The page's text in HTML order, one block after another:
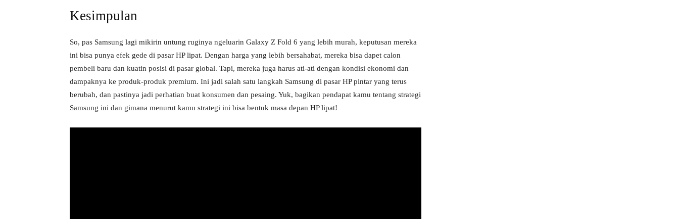
Kesimpulan
So, pas Samsung lagi mikirin untung ruginya ngeluarin Galaxy Z Fold 6 yang lebih murah, keputusan mereka
ini bisa punya efek gede di pasar HP lipat. Dengan harga yang lebih bersahabat, mereka bisa dapet calon
pembeli baru dan kuatin posisi di pasar global. Tapi, mereka juga harus ati-ati dengan kondisi ekonomi dan
dampaknya ke produk-produk premium. Ini jadi salah satu langkah Samsung di pasar HP pintar yang terus
berubah, dan pastinya jadi perhatian buat konsumen dan pesaing. Yuk, bagikan pendapat kamu tentang strategi
Samsung ini dan gimana menurut kamu strategi ini bisa bentuk masa depan HP lipat!